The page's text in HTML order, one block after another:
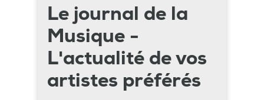
Le journal de la
Musique -
L'actualité de vos
artistes préférés